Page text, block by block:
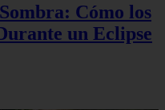
Cómo los
un Eclipse